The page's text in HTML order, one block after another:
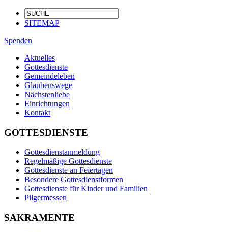
SITEMAP
Spenden
Aktuelles
Gottesdienste
Gemeindeleben
Glaubenswege
Nächstenliebe
Einrichtungen
Kontakt
GOTTESDIENSTE
Gottesdienstanmeldung
Regelmäßige Gottesdienste
Gottesdienste an Feiertagen
Besondere Gottesdienstformen
Gottesdienste für Kinder und Familien
Pilgermessen
SAKRAMENTE